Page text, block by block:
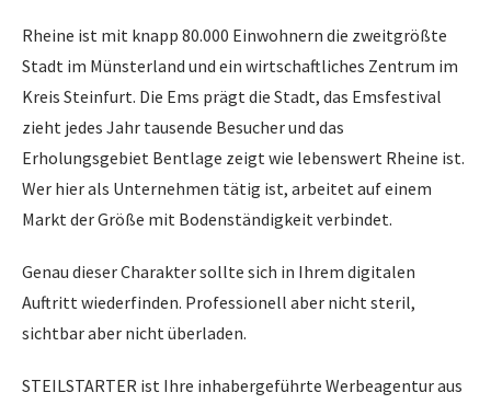
Rheine ist mit knapp 80.000 Einwohnern die zweitgrößte
Stadt im Münsterland und ein wirtschaftliches Zentrum im
Kreis Steinfurt. Die Ems prägt die Stadt, das Emsfestival
zieht jedes Jahr tausende Besucher und das
Erholungsgebiet Bentlage zeigt wie lebenswert Rheine ist.
Wer hier als Unternehmen tätig ist, arbeitet auf einem
Markt der Größe mit Bodenständigkeit verbindet.
Genau dieser Charakter sollte sich in Ihrem digitalen
Auftritt wiederfinden. Professionell aber nicht steril,
sichtbar aber nicht überladen.
STEILSTARTER ist Ihre inhabergeführte Werbeagentur aus